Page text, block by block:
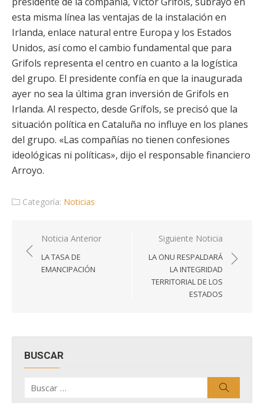
esta misma línea las ventajas de la instalación en
Irlanda, enlace natural entre Europa y los Estados
Unidos, así como el cambio fundamental que para
Grifols representa el centro en cuanto a la logística
del grupo. El presidente confía en que la inaugurada
ayer no sea la última gran inversión de Grifols en
Irlanda. Al respecto, desde Grífols, se precisó que la
situación política en Cataluña no influye en los planes
del grupo. «Las compañías no tienen confesiones
ideológicas ni políticas», dijo el responsable financiero
Arroyo.
Categoría: Noticias
Navegación
de
entradas
Noticia Anterior
LA TASA DE
EMANCIPACIÓN
Siguiente Noticia
LA ONU RESPALDARÁ
LA INTEGRIDAD
TERRITORIAL DE LOS
ESTADOS
BUSCAR
por: